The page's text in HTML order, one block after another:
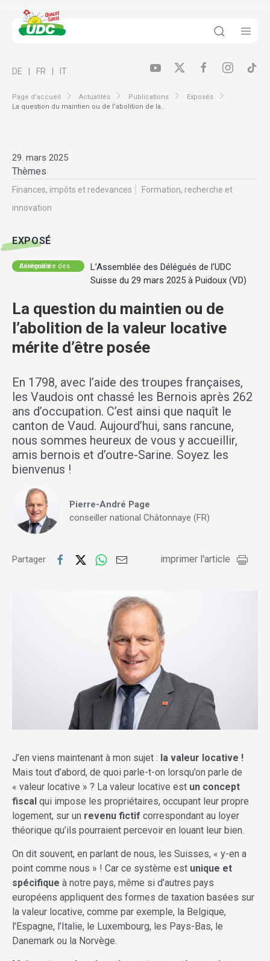
Page d’accueil Actualités Publications
Exposés
La question du maintien ou de l’abolition de la...
DE FR IT
29. mars 2025
Thèmes
Finances, impôts et redevances
Formation, recherche et
innovation
EXPOSÉ
Assemblée des délégués
L’Assemblée des Délégués de l’UDC
Suisse du 29 mars 2025 à Puidoux (VD)
La question du maintien ou de
l’abolition de la valeur locative
mérite d’être posée
En 1798, avec l’aide des troupes françaises,
les Vaudois ont chassé les Bernois après 262
ans d’occupation. C’est ainsi que naquît le
canton de Vaud. Aujourd’hui, sans rancune,
nous sommes heureux de vous y accueillir,
amis bernois et d’outre-Sarine. Soyez les
bienvenus !
Pierre-André Page
conseiller national Châtonnaye (FR)
Partager imprimer l'article
J’en viens maintenant à mon sujet : la valeur locative !
Mais tout d’abord, de quoi parle-t-on lorsqu’on parle de
« valeur locative » ? La valeur locative est un concept
fiscal qui impose les propriétaires, occupant leur propre
logement, sur un revenu fictif correspondant au loyer
théorique qu’ils pourraient percevoir en louant leur bien.
On dit souvent, en parlant de nous, les Suisses, « y-en a
point comme nous » ! Car ce système est unique et
spécifique à notre pays, même si d’autres pays
européens appliquent des formes de taxation basées sur
la valeur locative, comme par exemple, la Belgique,
l’Espagne, l’Italie, le Luxembourg, les Pays-Bas, le
Danemark ou la Norvège.